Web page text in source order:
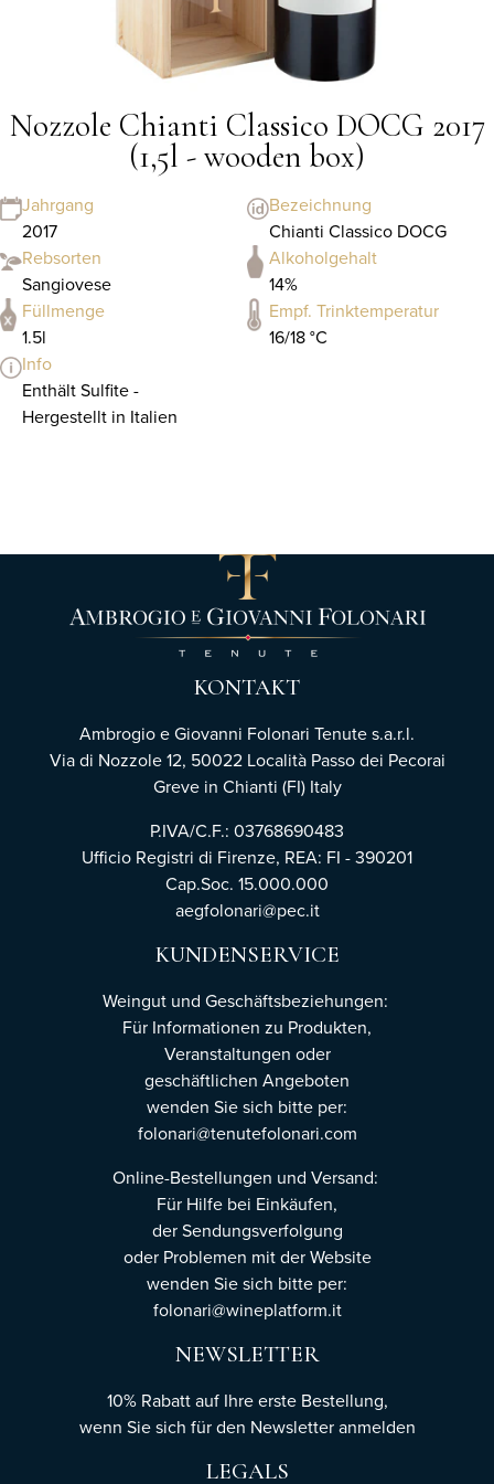
Nozzole Chianti Classico DOCG 2017
(1,5l - wooden box)
Jahrgang
2017
Bezeichnung
Chianti Classico DOCG
Rebsorten
Sangiovese
Alkoholgehalt
14%
Füllmenge
1.5l
Empf. Trinktemperatur
16/18 °C
Info
Enthält Sulfite -
Hergestellt in Italien
KONTAKT
Ambrogio e Giovanni Folonari Tenute s.a.r.l.
Via di Nozzole 12, 50022 Località Passo dei Pecorai
Greve in Chianti (FI) Italy
P.IVA/C.F.: 03768690483
Ufficio Registri di Firenze, REA: FI - 390201
Cap.Soc. 15.000.000
aegfolonari@pec.it
KUNDENSERVICE
Weingut und Geschäftsbeziehungen:
Für Informationen zu Produkten,
Veranstaltungen oder
geschäftlichen Angeboten
wenden Sie sich bitte per:
folonari@tenutefolonari.com
Online-Bestellungen und Versand:
Für Hilfe bei Einkäufen,
der Sendungsverfolgung
oder Problemen mit der Website
wenden Sie sich bitte per:
folonari@wineplatform.it
NEWSLETTER
10% Rabatt auf Ihre erste Bestellung,
wenn Sie sich für den Newsletteranmelden
LEGALS